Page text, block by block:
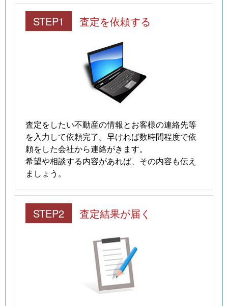
STEP1 査定を依頼する
査定をしたい不動産の情報とお客様の連絡先等
を入力して依頼完了。早ければ数時間程度で依
頼をした会社から連絡がきます。
希望や相談する内容があれば、その内容も伝え
ましょう。
STEP2 査定結果が届く